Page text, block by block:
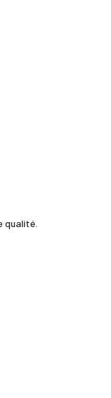
qualité.